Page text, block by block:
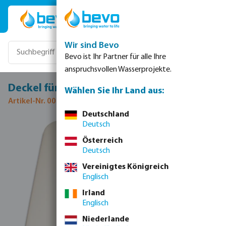
Zum Hauptinhalt springen
Deckel für Behälter Polyester 180ltr
Artikel-Nr. 0022162
Bildergalerie überspringen
Wir sind Bevo
Bevo ist Ihr Partner für alle Ihre
anspruchsvollen Wasserprojekte.
Wählen Sie Ihr Land aus:
Deutschland
Deutsch
Österreich
Deutsch
Vereinigtes Königreich
Englisch
Irland
Englisch
Niederlande